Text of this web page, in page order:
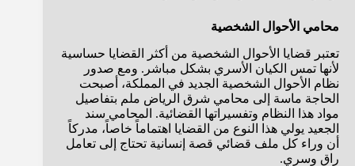
محامي الأحوال الشخصية
تعتبر قضايا الأحوال الشخصية من أكثر القضايا حساسية
لأنها تمس الكيان الأسري بشكل مباشر. ومع صدور
نظام الأحوال الشخصية الجديد في المملكة، أصبحت
الحاجة ماسة إلى محامي شرق الرياض ملم بتفاصيل
مواد هذا النظام وتفسيراتها القضائية. المحامي سند
الجعيد يولي هذا النوع من القضايا اهتماماً خاصاً، مدركاً
أن وراء كل ملف قضائي قصة إنسانية تحتاج إلى تعامل
راقٍ وسري.